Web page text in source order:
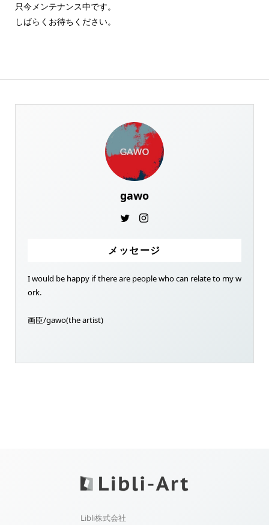
只今メンテナンス中です。
しばらくお待ちください。
gawo
メッセージ
I would be happy if there are people who can relate to my w
ork.
画臣/gawo(the artist)
Libli株式会社